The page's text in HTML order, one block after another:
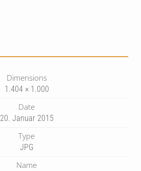
Dimensions
1.404 × 1.000
Date
20. Januar 2015
Type
JPG
Name